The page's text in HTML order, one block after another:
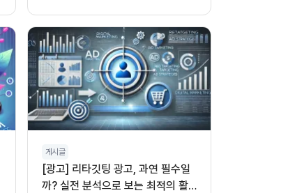
게시글
[광고] 리타깃팅 광고, 과연 필수일
까? 실전 분석으로 보는 최적의 활